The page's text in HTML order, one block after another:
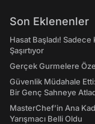
Son Eklenenler
Hasat Başladı!
Şaşırtıyor
Gerçek Gurmelere
Güvenlik Müdahale
Bir Genç Sahneye
MasterChef’in Ana
Yarışmacı Belli Oldu